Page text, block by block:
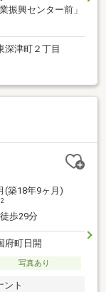
振興センター前」
深津町２丁目
(築18年9ヶ月)
2
歩29分
府町日開
写真あり
ト